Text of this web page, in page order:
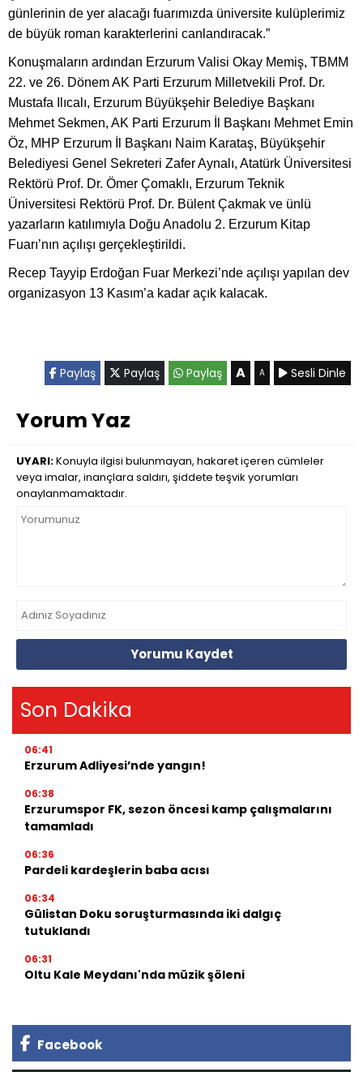
günlerinin de yer alacağı fuarımızda üniversite kulüplerimiz
de büyük roman karakterlerini canlandıracak.”
Konuşmaların ardından Erzurum Valisi Okay Memiş, TBMM
22. ve 26. Dönem AK Parti Erzurum Milletvekili Prof. Dr.
Mustafa Ilıcalı, Erzurum Büyükşehir Belediye Başkanı
Mehmet Sekmen, AK Parti Erzurum İl Başkanı Mehmet Emin
Öz, MHP Erzurum İl Başkanı Naim Karataş, Büyükşehir
Belediyesi Genel Sekreteri Zafer Aynalı, Atatürk Üniversitesi
Rektörü Prof. Dr. Ömer Çomaklı, Erzurum Teknik
Üniversitesi Rektörü Prof. Dr. Bülent Çakmak ve ünlü
yazarların katılımıyla Doğu Anadolu 2. Erzurum Kitap
Fuarı’nın açılışı gerçekleştirildi.
Recep Tayyip Erdoğan Fuar Merkezi’nde açılışı yapılan dev
organizasyon 13 Kasım’a kadar açık kalacak.
Paylaş Paylaş Paylaş A A Sesli Dinle
Yorum Yaz
UYARI:Konuyla ilgisi bulunmayan, hakaret içeren cümleler
veya imalar, inançlara saldırı, şiddete teşvik yorumları
onaylanmamaktadır.
Yorumu Kaydet
Son Dakika
06:41
Erzurum Adliyesi’nde yangın!
06:38
Erzurumspor FK, sezon öncesi kamp çalışmalarını
tamamladı
06:36
Pardeli kardeşlerin baba acısı
06:34
Gülistan Doku soruşturmasında iki dalgıç
tutuklandı
06:31
Oltu Kale Meydanı'nda müzik şöleni
Facebook